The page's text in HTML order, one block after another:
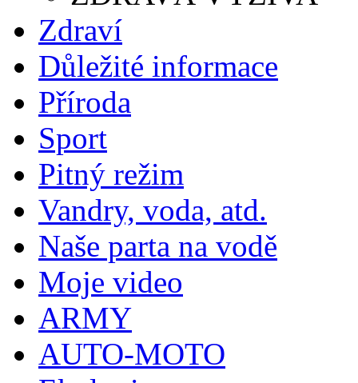
Zdraví
Důležité informace
Příroda
Sport
Pitný režim
Vandry, voda, atd.
Naše parta na vodě
Moje video
ARMY
AUTO-MOTO